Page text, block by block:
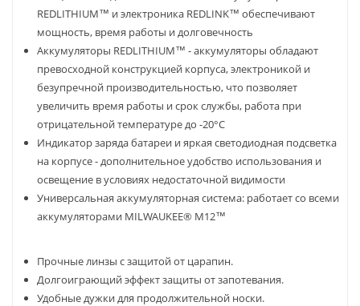
REDLITHIUM™ и электроника REDLINK™ обеспечивают
мощность, время работы и долговечность
Аккумуляторы REDLITHIUM™ - аккумуляторы обладают
превосходной конструкцией корпуса, электроникой и
безупречной производительностью, что позволяет
увеличить время работы и срок службы, работа при
отрицательной температуре до -20°С
Индикатор заряда батареи и яркая светодиодная подсветка
на корпусе - дополнительное удобство использования и
освещение в условиях недостаточной видимости
Универсальная аккумуляторная система: работает со всеми
аккумуляторами MILWAUKEE® M12™
Прочные линзы с защитой от царапин.
Долгоиграющий эффект защиты от запотевания.
Удобные дужки для продолжительной носки.